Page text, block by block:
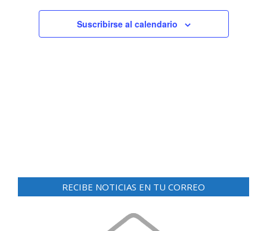
g
a
v
i
i
a
Suscribirse al calendario
RECIBE NOTICIAS EN TU CORREO